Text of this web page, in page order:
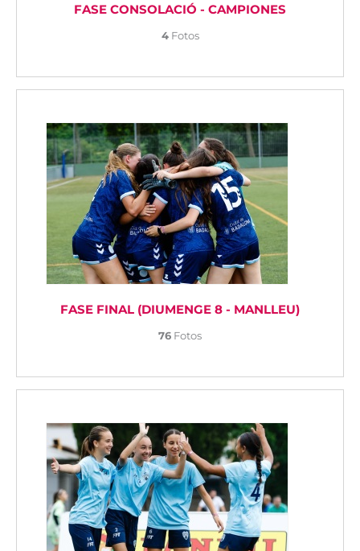
FASE CONSOLACIÓ - CAMPIONES
4Fotos
FASE FINAL (DIUMENGE 8 - MANLLEU)
76 Fotos